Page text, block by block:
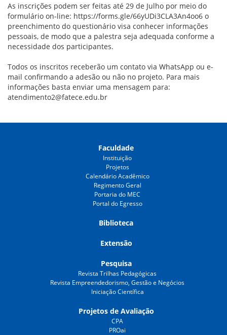
As inscrições podem ser feitas até 29 de Julho por meio do
formulário on-line: https://forms.gle/66yUDi3CLA3An4oo6 o
preenchimento do questionário visa conhecer informações
pessoais, de modo que a palestra seja adequada conforme a
necessidade dos participantes.
Todos os inscritos receberão um contato via WhatsApp ou e-
mail confirmando a adesão ou não no projeto. Para mais
informações basta enviar uma mensagem para:
atendimento2@fatece.edu.br
Faculdade
Instituição
Projetos
Calendário Acadêmico
Regimento Geral
Portaria do MEC
Portal do Egresso
Biblioteca
Extensão
Pesquisa
Revista Trilhas Pedagógicas
Revista Empreendedorismo, Gestão e Negócios
Iniciação Científica
Projetos de Avaliação
CPA
PROai